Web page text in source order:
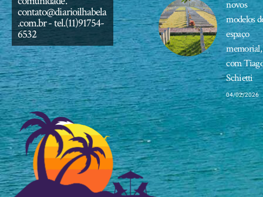
contato@diarioilhabela
.com.br- tel.(11)91754-
6532
novos
modelos
espaço
memorial,
com
Schietti
04/02/2026